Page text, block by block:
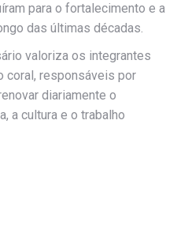
para o fortalecimento e a
das últimas décadas.
valoriza os integrantes
coral, responsáveis por
diariamente o
a cultura e o trabalho